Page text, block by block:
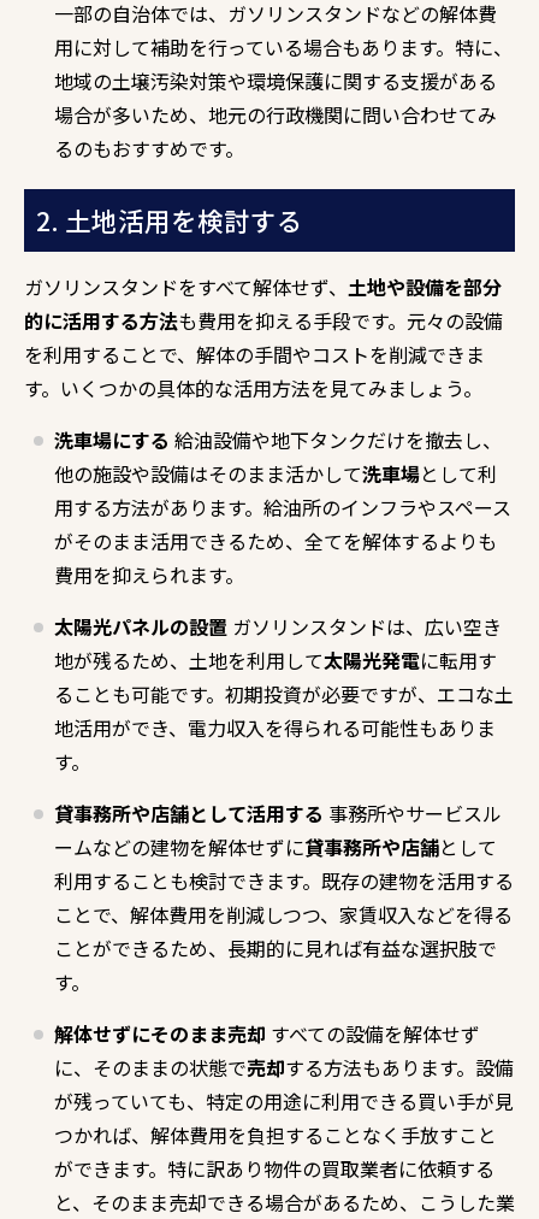
一部の自治体では、ガソリンスタンドなどの解体費
用に対して補助を行っている場合もあります。特に、
地域の土壌汚染対策や環境保護に関する支援がある
場合が多いため、地元の行政機関に問い合わせてみ
るのもおすすめです。
2. 土地活用を検討する
ガソリンスタンドをすべて解体せず、 土地や設備を部分
的に活用する方法も費用を抑える手段です。元々の設備
を利用することで、解体の手間やコストを削減できま
す。いくつかの具体的な活用方法を見てみましょう。
洗車場にする 給油設備や地下タンクだけを撤去し、
他の施設や設備はそのまま活かして洗車場として利
用する方法があります。給油所のインフラやスペース
がそのまま活用できるため、全てを解体するよりも
費用を抑えられます。
太陽光パネルの設置 ガソリンスタンドは、広い空き
地が残るため、土地を利用して太陽光発電に転用す
ることも可能です。初期投資が必要ですが、エコな土
地活用ができ、電力収入を得られる可能性もありま
す。
貸事務所や店舗として活用する 事務所やサービスル
ームなどの建物を解体せずに貸事務所や店舗として
利用することも検討できます。既存の建物を活用する
ことで、解体費用を削減しつつ、家賃収入などを得る
ことができるため、長期的に見れば有益な選択肢で
す。
解体せずにそのまま売却 すべての設備を解体せず
に、そのままの状態で売却する方法もあります。設備
が残っていても、特定の用途に利用できる買い手が見
つかれば、解体費用を負担することなく手放すこと
ができます。特に訳あり物件の買取業者に依頼する
と、そのまま売却できる場合があるため、こうした業